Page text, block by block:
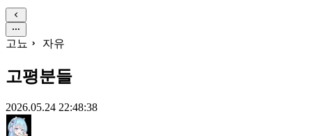
고뇨 자유
고평분들
2026.05.24 22:48:38